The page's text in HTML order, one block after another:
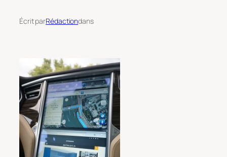
Écrit parRédactiondans